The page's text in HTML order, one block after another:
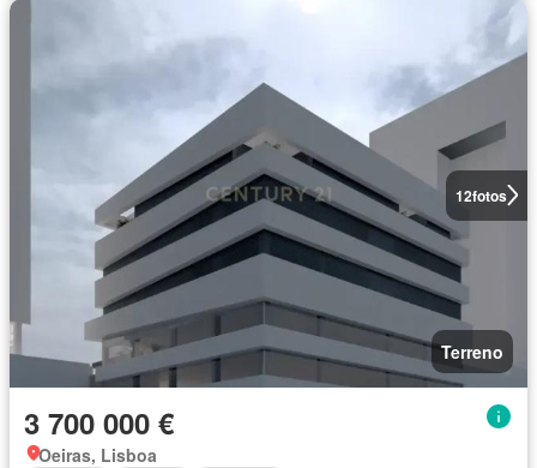
12fotos
Terreno
3 700 000 €
Oeiras, Lisboa